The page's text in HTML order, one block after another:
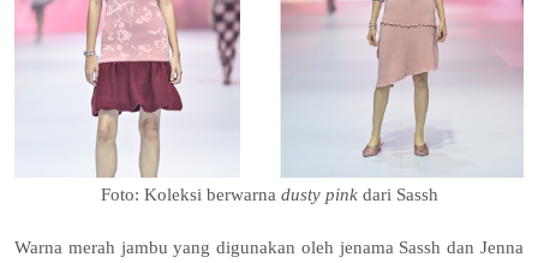
Foto: Koleksi berwarna dusty pink dari Sassh
Warna merah jambu yang digunakan oleh jenama Sassh dan Jenna